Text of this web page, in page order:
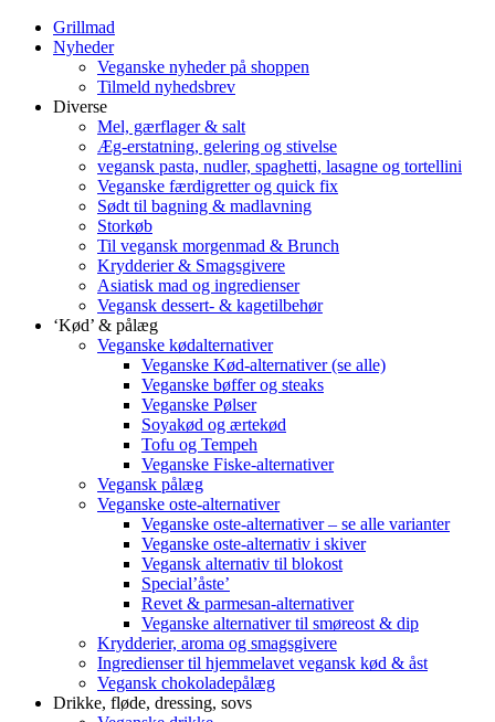
Grillmad
Nyheder
Veganske nyheder på shoppen
Tilmeld nyhedsbrev
Diverse
Mel, gærflager & salt
Æg-erstatning, gelering og stivelse
vegansk pasta, nudler, spaghetti, lasagne og tortellini
Veganske færdigretter og quick fix
Sødt til bagning & madlavning
Storkøb
Til vegansk morgenmad & Brunch
Krydderier & Smagsgivere
Asiatisk mad og ingredienser
Vegansk dessert- & kagetilbehør
‘Kød’ & pålæg
Veganske kødalternativer
Veganske Kød-alternativer (se alle)
Veganske bøffer og steaks
Veganske Pølser
Soyakød og ærtekød
Tofu og Tempeh
Veganske Fiske-alternativer
Vegansk pålæg
Veganske oste-alternativer
Veganske oste-alternativer – se alle varianter
Veganske oste-alternativ i skiver
Vegansk alternativ til blokost
Special’åste’
Revet & parmesan-alternativer
Veganske alternativer til smøreost & dip
Krydderier, aroma og smagsgivere
Ingredienser til hjemmelavet vegansk kød & åst
Vegansk chokoladepålæg
Drikke, fløde, dressing, sovs